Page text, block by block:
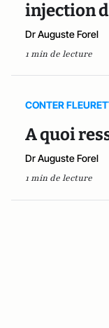
injection
Dr Auguste Forel
1 min de lecture
CONTER
A quoi
Dr Auguste Forel
1 min de lecture